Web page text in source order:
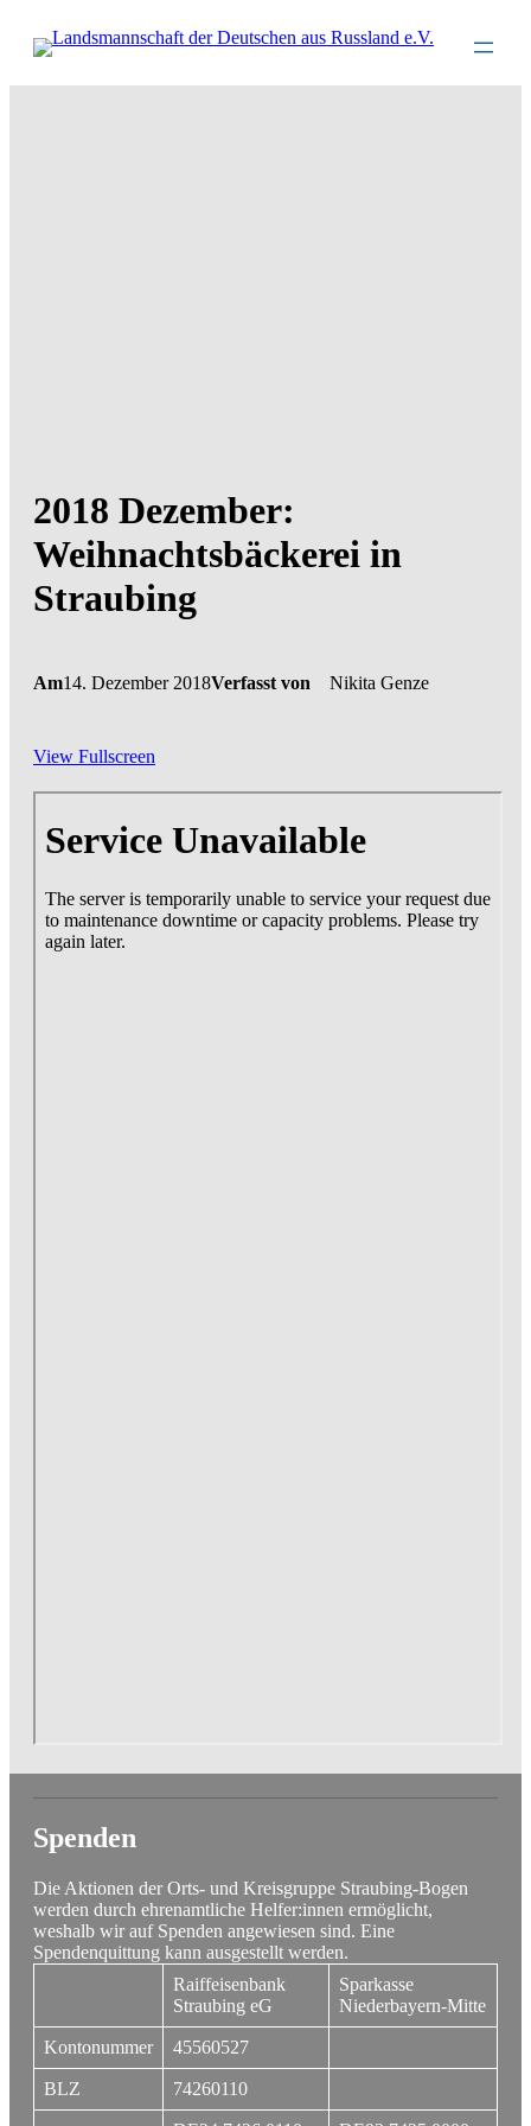
zum
Inhalt
wechseln
2018 Dezember:
Weihnachtsbäckerei in
Straubing
Am14. Dezember 2018Verfasst von Nikita Genze
View Fullscreen
Inhalt
Spenden
Die Aktionen der Orts- und Kreisgruppe Straubing-Bogen
werden durch ehrenamtliche Helfer:innen ermöglicht,
weshalb wir auf Spenden angewiesen sind. Eine
Spendenquittung kann ausgestellt werden.
Raiffeisenbank
Straubing eG
Sparkasse
Niederbayern-Mitte
Kontonummer 45560527
BLZ 74260110